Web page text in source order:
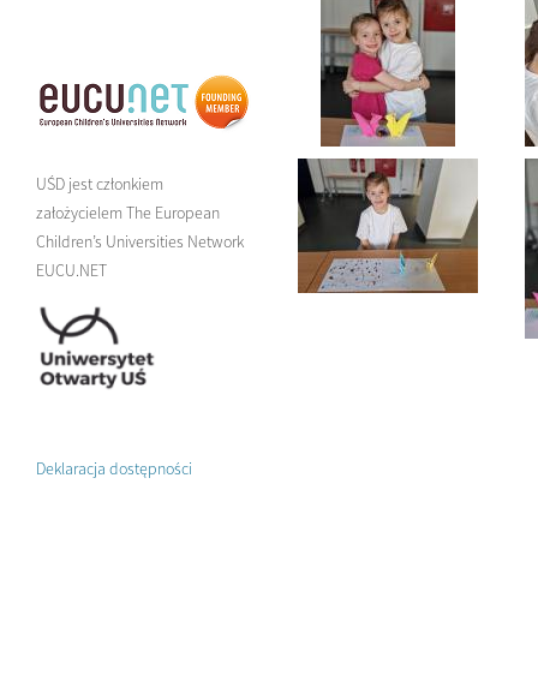
UŚD jest członkiem
założycielem The European
Children’s Universities Network
EUCU.NET
Deklaracja dostępności